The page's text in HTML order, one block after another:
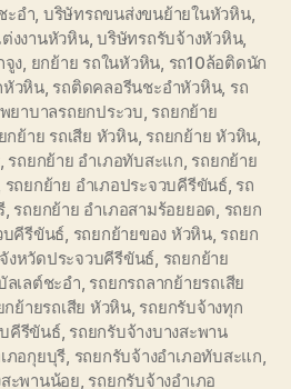
ะอำ บริษัทรถขนส่งขนย้ายในหัวหิน,
งงานหัวหิน,บริษัทรถรับจ้างหัวหิน,
ง ยกย้าย รถในหัวหิน รถ10ล้อติดนัก
หัวหิน, รถติดคลอรีนชะอำหัวหิน, รถ
ยาบาลรถยกประวบ รถยกย้าย
กย้าย รถเสีย หัวหิน, รถยกย้าย หัวหิน
รถยกย้าย อำเภอทับสะแก รถยกย้าย
รถยกย้าย อำเภอประจวบคีรีขันธ์, รถ
, รถยกย้าย อำเภอสามร้อยยอด รถยก
บคีรีขันธ์ รถยกย้ายของ หัวหิน, รถยก
งหวัดประจวบคีรีขันธ์ รถยกย้าย
ลเลต์ชะอำ รถยกรถลากย้ายรถเสีย
ย้ายรถเสีย หัวหิน, รถยกรับจ้างทุก
คีรีขันธ์, รถยกรับจ้างบางสะพาน
ภอกุยบุรี รถยกรับจ้างอำเภอทับสะแก
ะพานน้อย รถยกรับจ้างอำเภอ